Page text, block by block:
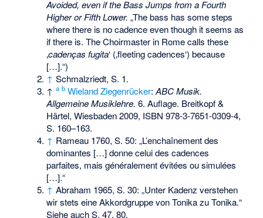
Avoided, even if the Bass Jumps from a Fourth
Higher or Fifth Lower. „The bass has some steps
where there is no cadence even though it seems as
if there is. The Choirmaster in Rome calls these
‚cadenças fugita‘ (‚fleeting cadences‘) because
[…].“)
↑ Schmalzriedt, S. 1.
↑a b Wieland Ziegenrücker:ABC Musik.
Allgemeine Musiklehre. 6. Auflage. Breitkopf &
Härtel, Wiesbaden 2009, ISBN 978-3-7651-0309-4,
S. 160–163.
↑ Rameau 1760, S. 50: „L’enchaînement des
dominantes […] donne celui des cadences
parfaites, mais généralement évitées ou simulées
[…].“
↑ Abraham 1965, S. 30: „Unter Kadenz verstehen
wir stets eine Akkordgruppe von Tonika zu Tonika.“
Siehe auch S. 47, 80.